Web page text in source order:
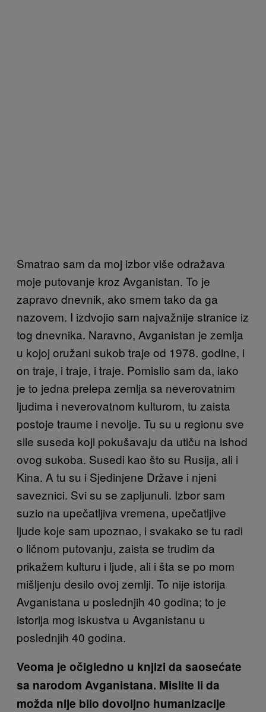
Smatrao sam da moj izbor više odražava
moje putovanje kroz Avganistan. To je
zapravo dnevnik, ako smem tako da ga
nazovem. I izdvojio sam najvažnije stranice iz
tog dnevnika. Naravno, Avganistan je zemlja
u kojoj oružani sukob traje od 1978. godine, i
on traje, i traje, i traje. Pomislio sam da, iako
je to jedna prelepa zemlja sa neverovatnim
ljudima i neverovatnom kulturom, tu zaista
postoje traume i nevolje. Tu su u regionu sve
sile suseda koji pokušavaju da utiču na ishod
ovog sukoba. Susedi kao što su Rusija, ali i
Kina. A tu su i Sjedinjene Države i njeni
saveznici. Svi su se zapljunuli. Izbor sam
suzio na upečatljiva vremena, upečatljive
ljude koje sam upoznao, i svakako se tu radi
o ličnom putovanju, zaista se trudim da
prikažem kulturu i ljude, ali i šta se po mom
mišljenju desilo ovoj zemlji. To nije istorija
Avganistana u poslednjih 40 godina; to je
istorija mog iskustva u Avganistanu u
poslednjih 40 godina.
Veoma je očigledno u knjizi da saosećate
sa narodom Avganistana. Mislite li da
možda nije bilo dovoljno humanizacije